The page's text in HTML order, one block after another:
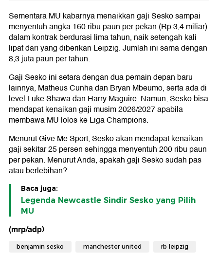
Sementara MU kabarnya menaikkan gaji Sesko sampai
menyentuh angka 160 ribu paun per pekan (Rp 3,4 miliar)
dalam kontrak berdurasi lima tahun, naik setengah kali
lipat dari yang diberikan Leipzig. Jumlah ini sama dengan
8,3 juta paun per tahun.
Gaji Sesko ini setara dengan dua pemain depan baru
lainnya, Matheus Cunha dan Bryan Mbeumo, serta ada di
level Luke Shawa dan Harry Maguire. Namun, Sesko bisa
mendapat kenaikan gaji musim 2026/2027 apabila
membawa MU lolos ke Liga Champions.
Menurut Give Me Sport, Sesko akan mendapat kenaikan
gaji sekitar 25 persen sehingga menyentuh 200 ribu paun
per pekan. Menurut Anda, apakah gaji Sesko sudah pas
atau berlebihan?
Baca juga:
Legenda Newcastle Sindir Sesko yang Pilih
MU
(mrp/adp)
benjamin sesko manchester united rb leipzig